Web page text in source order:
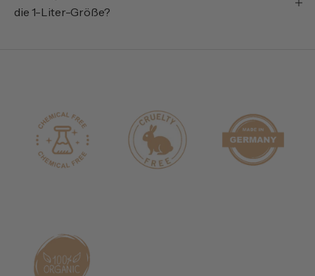
die 1-Liter-Größe?